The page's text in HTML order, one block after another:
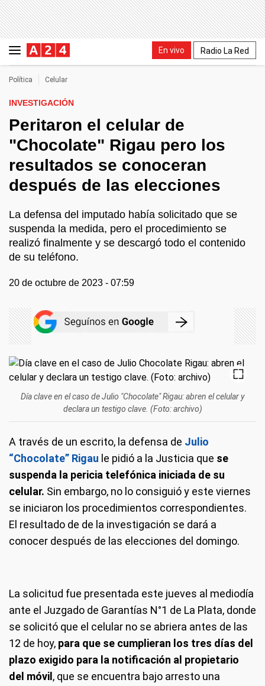
En vivo Radio La Red
Política Celular
INVESTIGACIÓN
Peritaron el celular de
"Chocolate" Rigau pero los
resultados se conoceran
después de las elecciones
La defensa del imputado había solicitado que se
suspenda la medida, pero el procedimiento se
realizó finalmente y se descargó todo el contenido
de su teléfono.
20 de octubre de 2023 - 07:59
Día clave en el caso de Julio "Chocolate" Rigau: abren el celular y
declara un testigo clave. (Foto: archivo)
A través de un escrito, la defensa de Julio
“Chocolate” Rigau le pidió a la Justicia que se
suspenda la pericia telefónica iniciada de su
celular. Sin embargo, no lo consiguió y este viernes
se iniciaron los procedimientos correspondientes.
El resultado de de la investigación se dará a
conocer después de las elecciones del domingo.
La solicitud fue presentada este jueves al mediodía
ante el Juzgado de Garantías N°1 de La Plata, donde
se solicitó que el celular no se abriera antes de las
12 de hoy, para que se cumplieran los tres días del
plazo exigido para la notificación al propietario
del móvil , que se encuentra bajo arresto una